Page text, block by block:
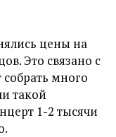
цены на
Это связано с
много
такой
1-2 тысячи